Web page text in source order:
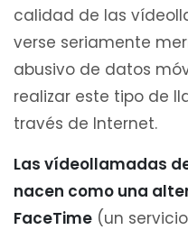
calidad de las
verse seriamente
abusivo de datos
realizar este tipo de
través de Internet.
Las vídeollamadas
nacen como una
FaceTime (un